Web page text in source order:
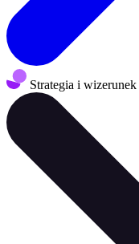
Strategia i wizerunek